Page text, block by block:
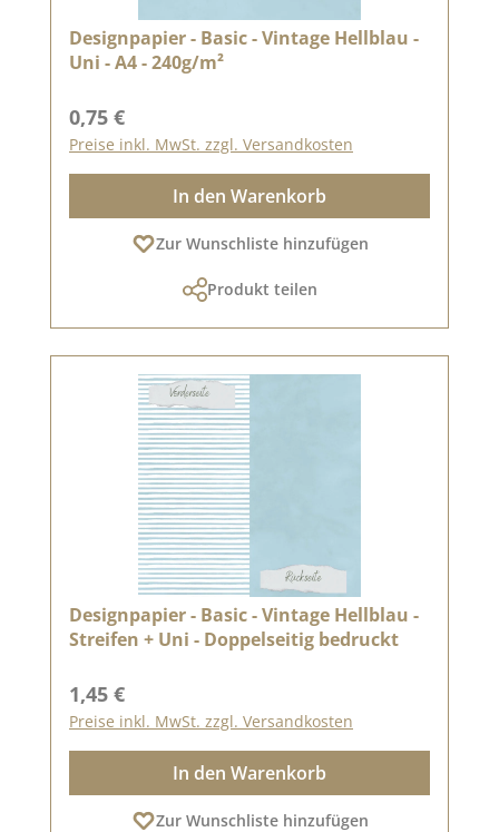
Designpapier - Basic - Vintage Hellblau -
Uni - A4 - 240g/m²
Regulärer Preis:
0,75 €
Preise inkl. MwSt. zzgl. Versandkosten
In den Warenkorb
Zur Wunschliste hinzufügen
Produkt teilen
Designpapier - Basic - Vintage Hellblau -
Streifen + Uni - Doppelseitig bedruckt
Regulärer Preis:
1,45 €
Preise inkl. MwSt. zzgl. Versandkosten
In den Warenkorb
Zur Wunschliste hinzufügen